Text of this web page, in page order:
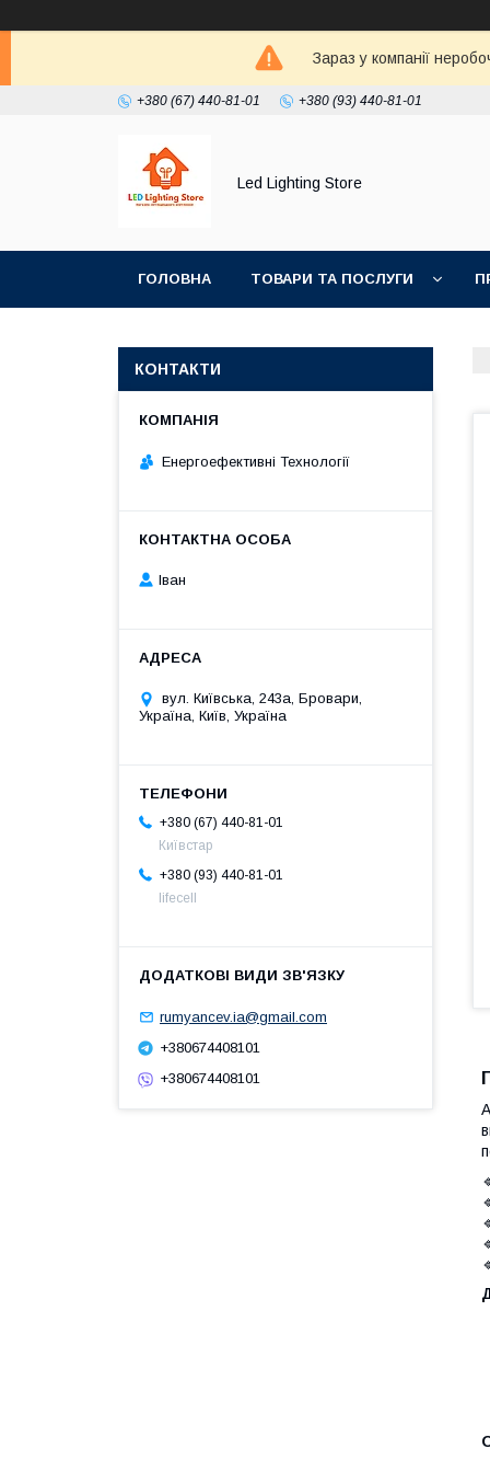
Зараз у компанії
+380 (67) 440-81-01 +380 (93) 440-81-01
Led Lighting Store
ГОЛОВНА ТОВАРИ ТА ПОСЛУГИ
КОНТАКТИ
Енергоефективні Технології
Іван
вул. Київська, 243а, Бровари,
Україна, Київ, Україна
+380 (67) 440-81-01
Київстар
+380 (93) 440-81-01
lifecell
rumyancev.ia@gmail.com
+380674408101
+380674408101